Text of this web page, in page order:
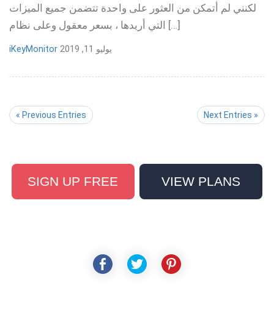
لكنني لم أتمكن من العثور على واحدة تتضمن جميع الميزات
التي أريدها ، بسعر معقول وعلى نظام […]
iKeyMonitor يوليو 11, 2019
« Previous Entries Next Entries »
SIGN UP FREE VIEW PLANS